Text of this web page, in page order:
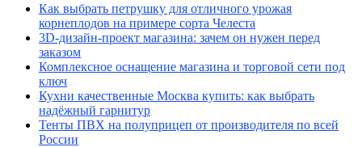
Как выбрать петрушку для отличного урожая
корнеплодов на примере сорта Челеста
3D-дизайн-проект магазина: зачем он нужен перед
заказом
Комплексное оснащение магазина и торговой сети под
ключ
Кухни качественные Москва купить: как выбрать
надёжный гарнитур
Тенты ПВХ на полуприцеп от производителя по всей
России